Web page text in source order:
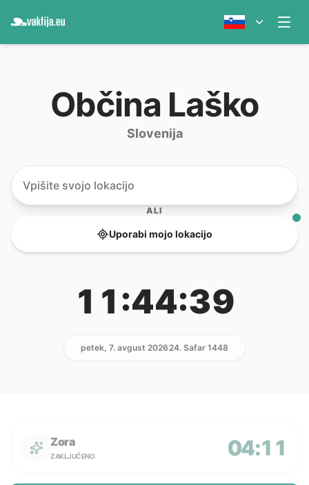
Občina Laško
Slovenija
ALI
Uporabi mojo lokacijo
11:44:39
petek, 7. avgust 202624. Safar 1448
Zora
ZAKLJUČENO 04:11